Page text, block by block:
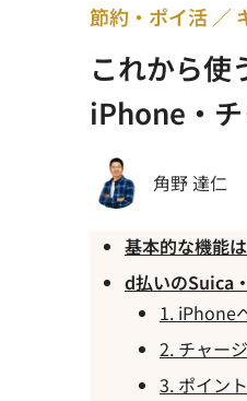
これから
iPhone・
節約・ポイ活
角野 達仁
基本的な機能
d払いのSuica
1. iPhone
2. チャー
3. ポイン